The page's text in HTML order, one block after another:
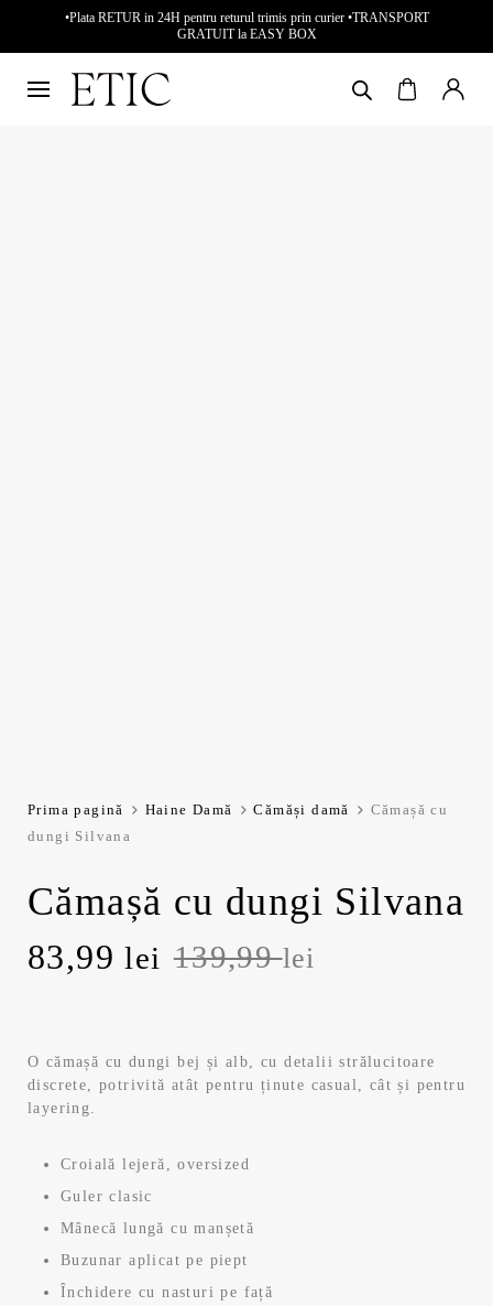
•Plata RETUR in 24H pentru returul trimis prin curier •TRANSPORT
GRATUIT la EASY BOX
Prima pagină Haine Damă Cămăși damă
Cămașă cu
dungi Silvana
Cămașă cu dungi Silvana
139,99lei
Prețul
a
fost:
139,99 lei.
83,99lei
Prețul
este:
83,99 lei.
O cămașă cu dungi bej și alb, cu detalii strălucitoare
discrete, potrivită atât pentru ținute casual, cât și pentru
layering.
Croială lejeră, oversized
Guler clasic
Mânecă lungă cu manșetă
Buzunar aplicat pe piept
Închidere cu nasturi pe față